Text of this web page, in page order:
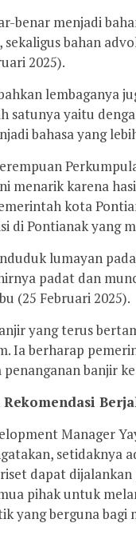
benar menjadi
sekaligus bahan
2025).
lembaganya
satunya yaitu
bahasa yang
menarik karena
kota
di Pontianak yang
lumayan
padat dan
(25 Februari 2025).
yang terus
Ia berharap
penanganan banjir
Manager
setidaknya
dapat
pihak untuk
yang berguna bagi